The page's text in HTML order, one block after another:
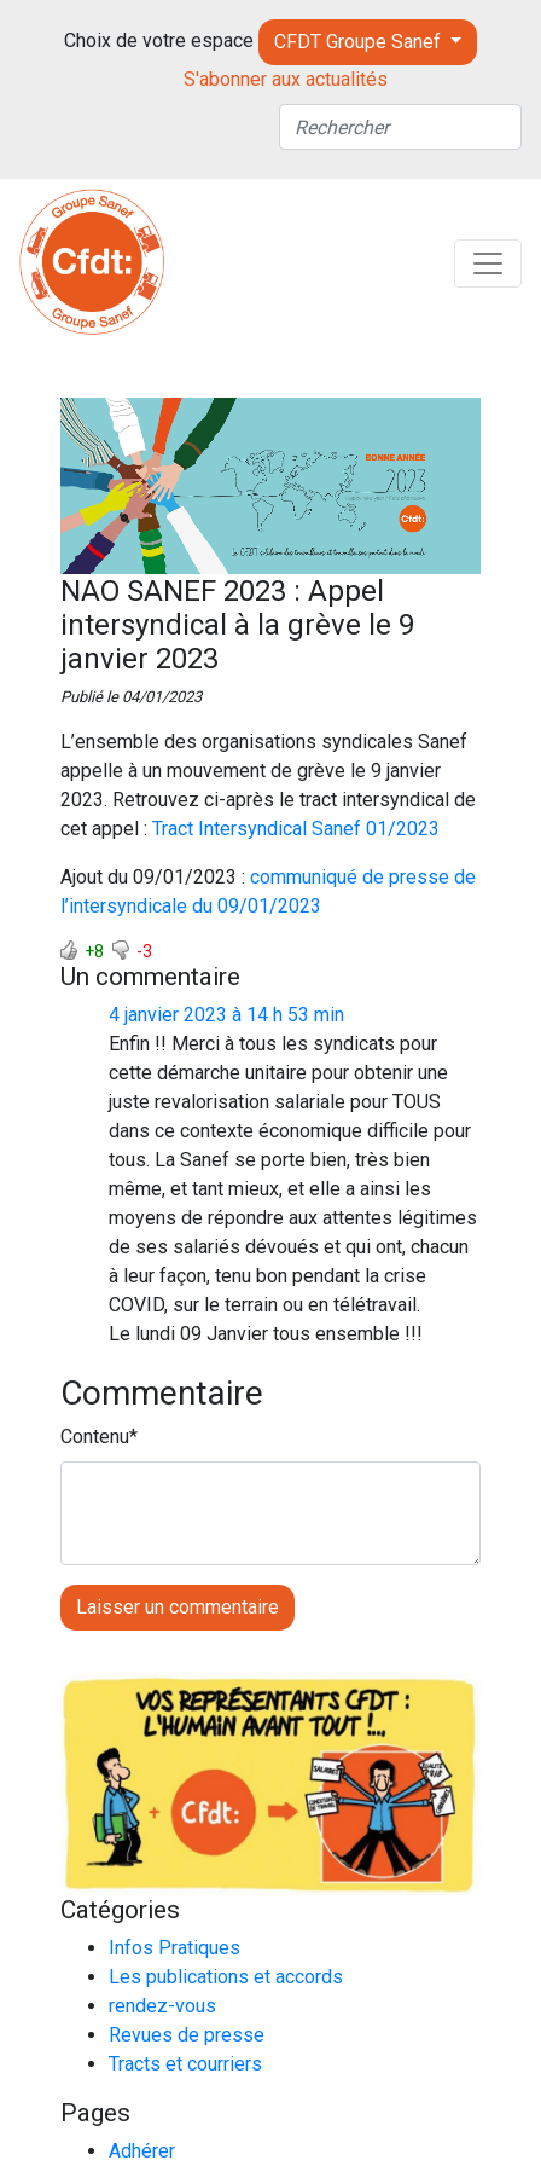
Choix de votre espace
CFDT Groupe Sanef
S'abonner aux actualités
NAO SANEF 2023 : Appel
intersyndical à la grève le 9
janvier 2023
Publié le 04/01/2023
L’ensemble des organisations syndicales Sanef
appelle à un mouvement de grève le 9 janvier
2023. Retrouvez ci-après le tract intersyndical de
cet appel : Tract Intersyndical Sanef 01/2023
Ajout du 09/01/2023 : communiqué de presse de
l’intersyndicale du 09/01/2023
+8 -3
Un commentaire
4 janvier 2023 à 14 h 53 min
Enfin !! Merci à tous les syndicats pour
cette démarche unitaire pour obtenir une
juste revalorisation salariale pour TOUS
dans ce contexte économique difficile pour
tous. La Sanef se porte bien, très bien
même, et tant mieux, et elle a ainsi les
moyens de répondre aux attentes légitimes
de ses salariés dévoués et qui ont, chacun
à leur façon, tenu bon pendant la crise
COVID, sur le terrain ou en télétravail.
Le lundi 09 Janvier tous ensemble !!!
Commentaire
Contenu*
Catégories
Infos Pratiques
Les publications et accords
rendez-vous
Revues de presse
Tracts et courriers
Pages
Adhérer